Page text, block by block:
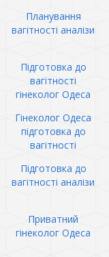
Планування
вагітності аналізи
Підготовка до
вагітності
гінеколог Одеса
Гінеколог Одеса
підготовка до
вагітності
Підготовка до
вагітності аналізи
Приватний
гінеколог Одеса